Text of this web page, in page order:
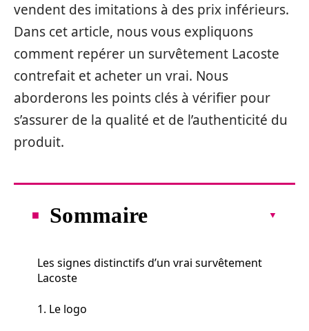
vendent des imitations à des prix inférieurs.
Dans cet article, nous vous expliquons
comment repérer un survêtement Lacoste
contrefait et acheter un vrai. Nous
aborderons les points clés à vérifier pour
s’assurer de la qualité et de l’authenticité du
produit.
Sommaire
Les signes distinctifs d’un vrai survêtement
Lacoste
1. Le logo